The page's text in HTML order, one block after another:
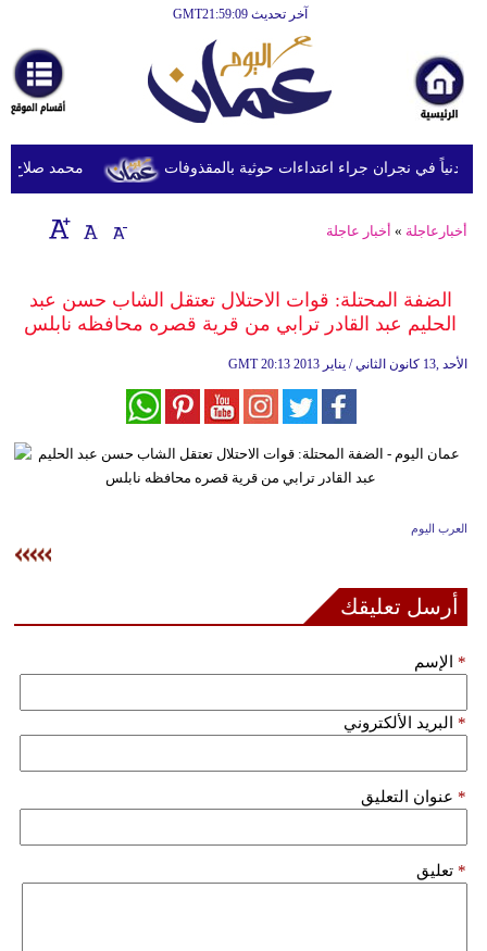
آخر تحديث GMT21:59:09
أخبارعاجلة
رياضة
ثقافة
إقتصاد
وموسيقى
أزياء
سياحة
ديكور
مرأة
وتكنولوجيا
محمد صلاح يصل
أخبارعاجلة » أخبار عاجلة
الضفة المحتلة: قوات الاحتلال تعتقل الشاب حسن عبد
الحليم عبد القادر ترابي من قرية قصره محافظه نابلس
GMT 20:13 2013 الأحد ,13 كانون الثاني / يناير
العرب اليوم
أرسل تعليقك
الإسم *
البريد الألكتروني *
عنوان التعليق *
تعليق *